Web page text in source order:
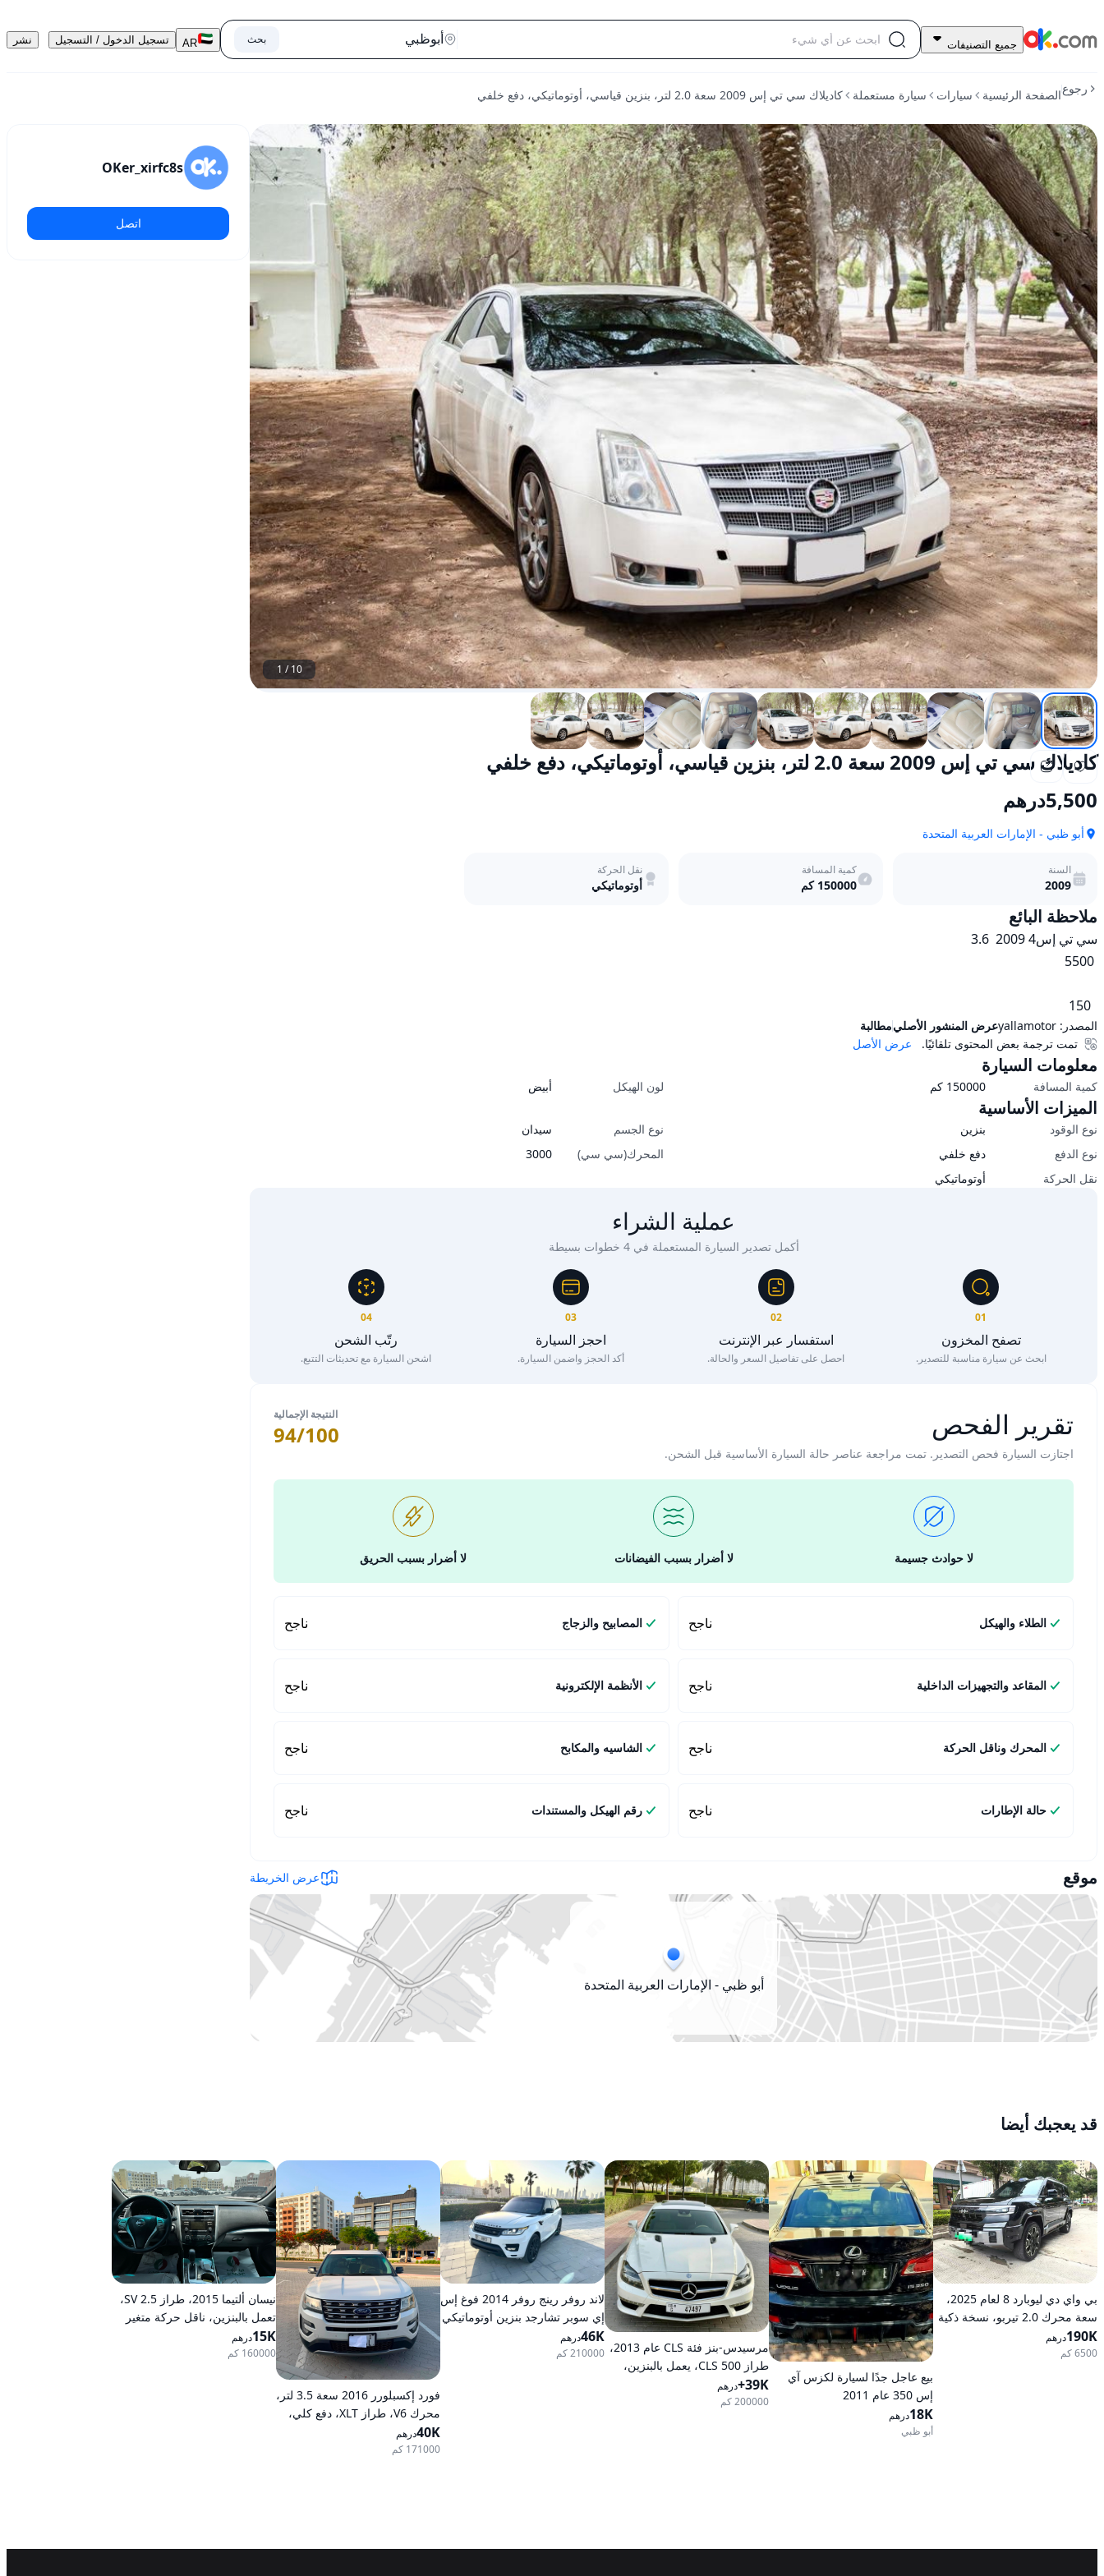
5,500
كاديلاك
تي
إس
2009
سعة
2.0
لتر،
بنزين
قياسي،
أوتوماتيكي،
دفع
خلفي
مستعمل
جميع التصنيفات بحث AR تسجيل الدخول / التسجيل نشر
رجوعالصفحة الرئيسية سيارات سيارة مستعملة كاديلاك سي تي إس 2009 سعة 2.0 لتر، بنزين قياسي، أوتوماتيكي، دفع خلفي
1 /10
كاديلاك سي تي إس 2009 سعة 2.0 لتر، بنزين قياسي، أوتوماتيكي، دفع خلفي
5,500درهم
أبو ظبي - الإمارات العربية المتحدة
السنة
2009
كمية المسافة
150000 كم
نقل الحركة
أوتوماتيكي
ملاحظة البائع
المصدر: yallamotorعرض المنشور الأصليمطالبة
عرض الأصل
تمت ترجمة بعض المحتوى تلقائيًا.
معلومات السيارة
كمية المسافة 150000 كم لون الهيكل أبيض
الميزات الأساسية
نوع الوقود بنزين نوع الجسم
سيدان
نوع الدفع
دفع خلفي المحرك(سي سي)
3000
نقل الحركة
أوتوماتيكي
عملية الشراء
أكمل تصدير السيارة المستعملة في 4 خطوات بسيطة
01
تصفح المخزون
ابحث عن سيارة مناسبة للتصدير.
02
استفسار عبر الإنترنت
احصل على تفاصيل السعر والحالة.
03
احجز السيارة
أكد الحجز واضمن السيارة.
04
رتّب الشحن
اشحن السيارة مع تحديثات التتبع.
تقرير الفحص
اجتازت السيارة فحص التصدير. تمت مراجعة عناصر حالة السيارة الأساسية قبل الشحن.
النتيجة الإجمالية
94/100
لا حوادث جسيمة لا أضرار بسبب الفيضانات لا أضرار بسبب الحريق
الطلاء والهيكل ناجح المصابيح والزجاج ناجح
المقاعد والتجهيزات الداخلية ناجح الأنظمة الإلكترونية ناجح
المحرك وناقل الحركة ناجح الشاسيه والمكابح ناجح
حالة الإطارات ناجح رقم الهيكل والمستندات ناجح
موقع عرض الخريطة
أبو ظبي - الإمارات العربية المتحدة
OKer_xirfc8s
اتصل
قد يعجبك أيضا
بي واي دي ليوبارد 8 لعام 2025،
سعة محرك 2.0 تيربو، نسخة ذكية
رائدة هجينة ذات دفع كلي على
العجلات
190Kدرهم
6500 كم
بيع عاجل جدًا لسيارة لكزس آي
إس 350 عام 2011
18Kدرهم
أبو ظبي
مرسيدس-بنز فئة CLS عام 2013،
طراز CLS 500، يعمل بالبنزين،
أوتوماتيكي، دفع خلفي
39K+ درهم
200000 كم
لاند روفر رينج روفر 2014 فوغ إس
إي سوبر تشارجد بنزين أوتوماتيكي
بدفع كلي للعجلات
46Kدرهم
210000 كم
فورد إكسبلورر 2016 سعة 3.5 لتر،
محرك V6، طراز XLT، دفع كلي،
خيارات متوسطة، تعمل بالبنزين،
أوتوماتيكية، دفع كلي
40Kدرهم
171000 كم
نيسان ألتيما 2015، طراز 2.5 SV،
تعمل بالبنزين، ناقل حركة متغير
مستمر (CVT)، دفع أمامي
15Kدرهم
160000 كم